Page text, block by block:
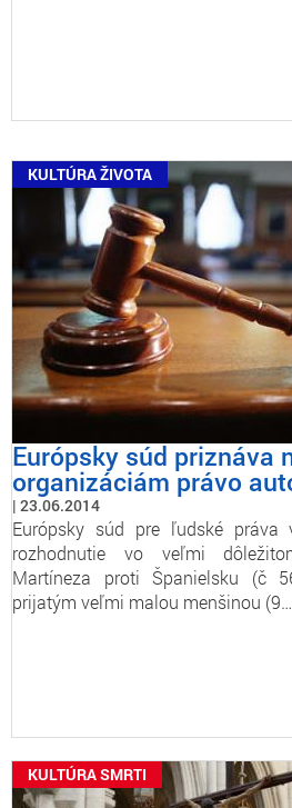
KULTÚRA ŽIVOTA
Európsky súd priznáva
organizáciám právo
23.06.2014
Európsky súd pre ľudské
rozhodnutie vo veľmi
Martíneza proti Španielsku (č
prijatým veľmi malou menšinou (9…
KULTÚRA SMRTI